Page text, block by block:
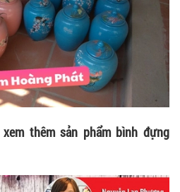
thêm sản phẩm bình đựng